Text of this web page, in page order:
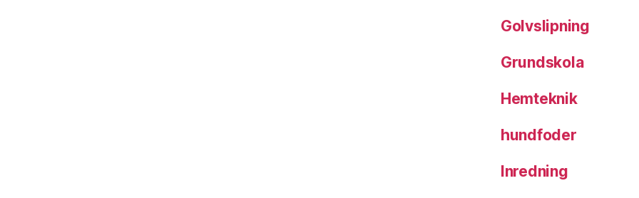
Golvslipning
Grundskola
Hemteknik
hundfoder
Inredning